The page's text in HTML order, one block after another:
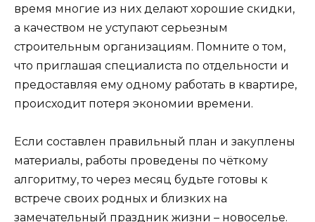
время многие из них делают хорошие скидки,
а качеством не уступают серьезным
строительным организациям. Помните о том,
что приглашая специалиста по отдельности и
предоставляя ему одному работать в квартире,
происходит потеря экономии времени.
Если составлен правильный план и закуплены
материалы, работы проведены по чёткому
алгоритму, то через месяц будьте готовы к
встрече своих родных и близких на
замечательный праздник жизни – новоселье.